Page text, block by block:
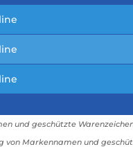
und geschützte
von Markennamen und